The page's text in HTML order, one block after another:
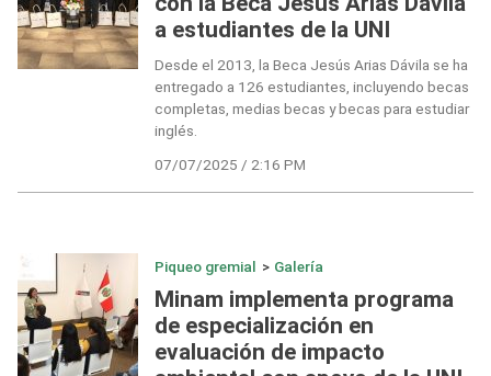
a estudiantes de la UNI
Desde el 2013, la Beca Jesús Arias Dávila se ha
entregado a 126 estudiantes, incluyendo becas
completas, medias becas y becas para estudiar
inglés.
07/07/2025 / 2:16 PM
Piqueo gremial > Galería
Minam implementa programa
de especialización en
evaluación de impacto